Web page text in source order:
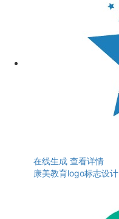
在线生成 查看详情
康美教育logo标志设计